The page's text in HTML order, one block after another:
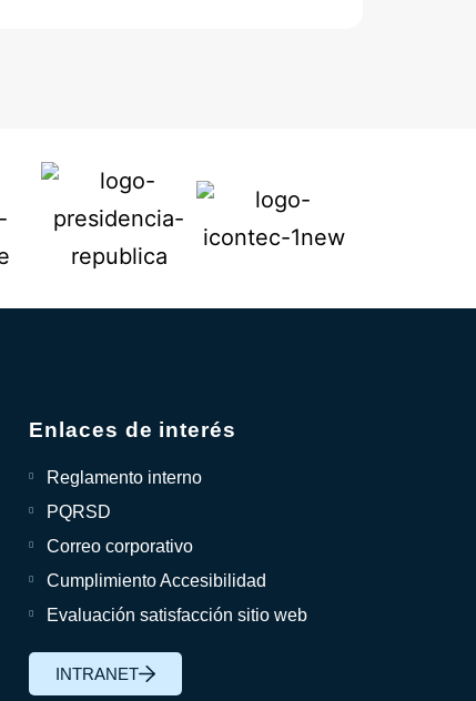
Enlaces de interés
Reglamento interno
PQRSD
Correo corporativo
Cumplimiento Accesibilidad
Evaluación satisfacción sitio web
INTRANET